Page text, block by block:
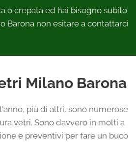
o crepata ed hai bisogno subito
Barona non esitare a contattarci
Milano Barona
più di altri, sono numerose
vetri. Sono davvero in molti a
e preventivi per fare un buco